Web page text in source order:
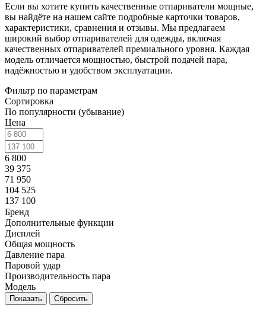
Если вы хотите купить качественные отпариватели мощные,
вы найдёте на нашем сайте подробные карточки товаров,
характеристики, сравнения и отзывы. Мы предлагаем
широкий выбор отпаривателей для одежды, включая
качественных отпаривателей премиального уровня. Каждая
модель отличается мощностью, быстрой подачей пара,
надёжностью и удобством эксплуатации.
Фильтр по параметрам
Сортировка
По популярности (убывание)
Цена
6 800
39 375
71 950
104 525
137 100
Бренд
Дополнительные функции
Дисплей
Общая мощность
Давление пара
Паровой удар
Производительность пара
Модель
Сбросить